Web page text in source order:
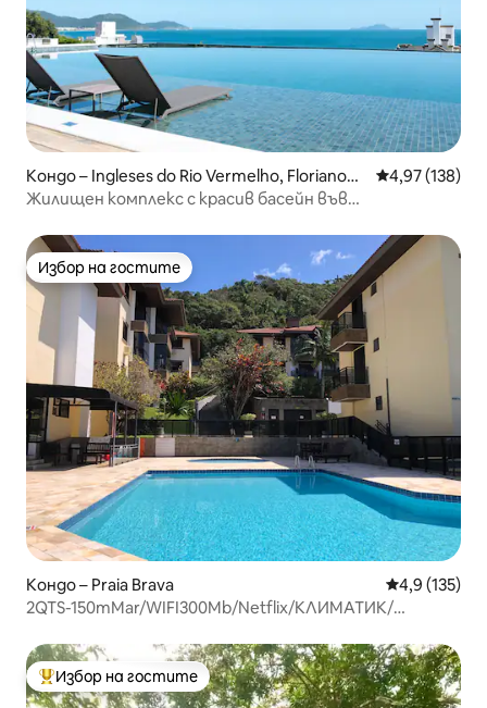
Кондо – Ingleses do Rio Vermelho, Florianopó
lis
Средна
4,97 (138)
Жилищен комплекс с красив басейн във
Избор на гостите
Избор на гостите
Кондо – Praia Brava Средна
4,9 (135)
2QTS-150mMar/WIFI300Mb/Netflix/КЛИМАТИК/
Най-популярен избор на гостите
Избор на гостите